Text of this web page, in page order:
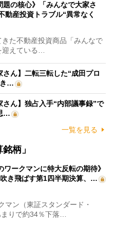
題の核心》「みんなで大家さ
動産投資トラブル“異常なく
た不動産投資商品「みんなで
えている…
さん】二転三転した“成田プロ
き…
さん】独占入手“内部議事録”で
…
一覧を見る
柄」
ワークマンに特大反転の期待》
き飛ばす第1四半期決算、…
ン（東証スタンダード・
りで約34％下落…